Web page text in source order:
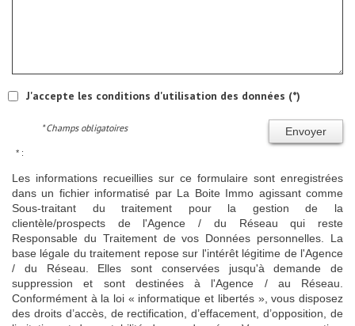
J'accepte les conditions d'utilisation des données (*)
Envoyer
* Champs obligatoires
* :
Les informations recueillies sur ce formulaire sont enregistrées
dans un fichier informatisé par La Boite Immo agissant comme
Sous-traitant du traitement pour la gestion de la
clientèle/prospects de l'Agence / du Réseau qui reste
Responsable du Traitement de vos Données personnelles. La
base légale du traitement repose sur l'intérêt légitime de l'Agence
/ du Réseau. Elles sont conservées jusqu'à demande de
suppression et sont destinées à l'Agence / au Réseau.
Conformément à la loi « informatique et libertés », vous disposez
des droits d’accès, de rectification, d’effacement, d’opposition, de